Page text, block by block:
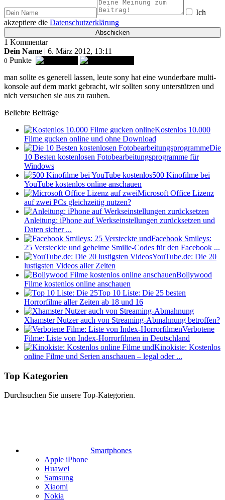
Ich
akzeptiere die Datenschutzerklärung
1 Kommentar
Dein Name | 6. März 2012, 13:11
0 Punkte
man sollte es generell lassen, leute sony hat eine wunderbare multi-
konsole auf dem markt gebracht, wir sollten sony unterstützen und
nich versuchen sie aus zu rauben.
Beliebte Beiträge
Kostenlos 10.000
Filme gucken online und ohne Download
Die
10 Besten kostenlosen Fotobearbeitungsprogramme für
Windows
500 Kinofilme bei
YouTube kostenlos online anschauen
Microsoft Office Lizenz
auf zwei PCs gleichzeitig nutzen?
Anleitung: iPhone auf Werkseinstellungen zurücksetzen und
Daten sicher ...
Facebook Smileys:
25 Versteckte und geheime Smilie-Codes für den Facebook ...
YouTube.de: Die 20
lustigsten Videos aller Zeiten
Bollywood
Filme kostenlos online anschauen
Top 10 Liste: Die 25 besten
Horrorfilme aller Zeiten ab 18 und 16
Xhamster Nutzer auch von Streaming-Abmahnung betroffen?
Verbotene
Filme: Liste von Index-Horrorfilmen in Deutschland
Kinokiste: Kostenlos
online Filme und Serien anschauen – legal oder ...
Top Kategorien
Durchsuchen Sie unsere Top-Kategorien.
Smartphones
Apple iPhone
Huawei
Samsung
Xiaomi
Nokia